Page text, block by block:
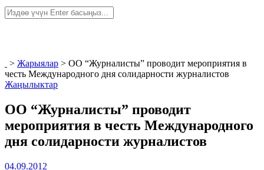
> Жарыялар > ОО “Журналисты” проводит мероприятия в
честь Международного дня солидарности журналистов
Жаңылыктар
ОО “Журналисты” проводит
мероприятия в честь Международного
дня солидарности журналистов
04.09.2012